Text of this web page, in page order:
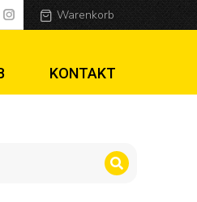
V2
Warenkorb
KONTAKT